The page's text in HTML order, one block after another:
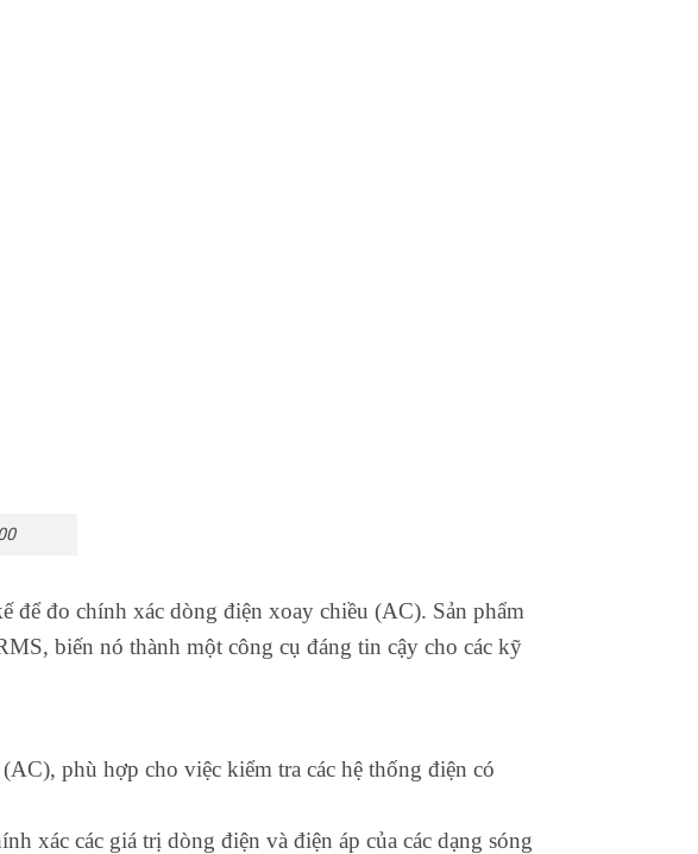
đo chính xác dòng điện xoay chiều (AC). Sản phẩm
biến nó thành một công cụ đáng tin cậy cho các kỹ
phù hợp cho việc kiểm tra các hệ thống điện có
xác các giá trị dòng điện và điện áp của các dạng sóng